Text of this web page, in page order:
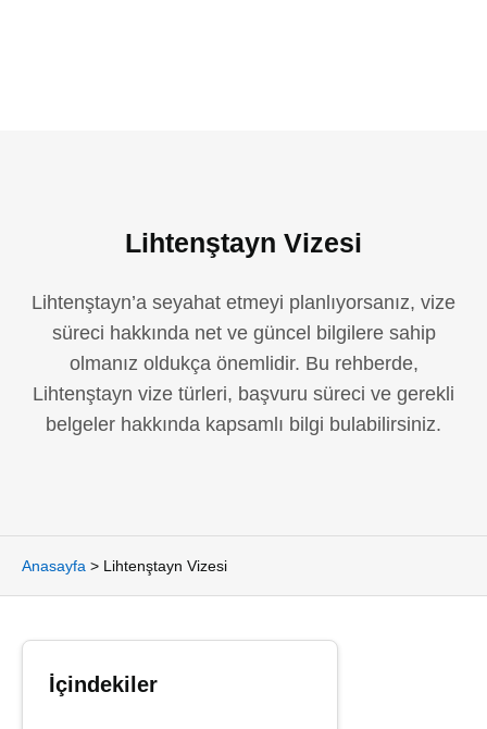
Lihtenştayn Vizesi
Lihtenştayn’a seyahat etmeyi planlıyorsanız, vize
süreci hakkında net ve güncel bilgilere sahip
olmanız oldukça önemlidir. Bu rehberde,
Lihtenştayn vize türleri, başvuru süreci ve gerekli
belgeler hakkında kapsamlı bilgi bulabilirsiniz.
Anasayfa > Lihtenştayn Vizesi
İçindekiler